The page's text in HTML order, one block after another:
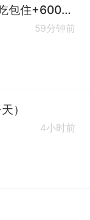
成都双流奥希特电子厂:普工（包吃包住+6000起）
59分钟前
）
4小时前